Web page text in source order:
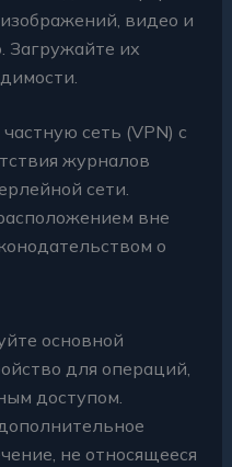
видео и
Загружайте их
сеть (VPN) с
журналов
сети.
вне
о
основной
для операций,
доступом.
не относящееся